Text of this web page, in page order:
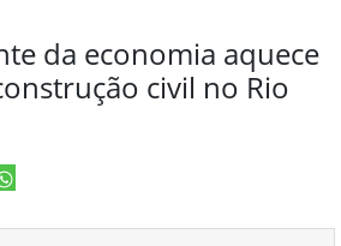
da economia aquece
civil no Rio